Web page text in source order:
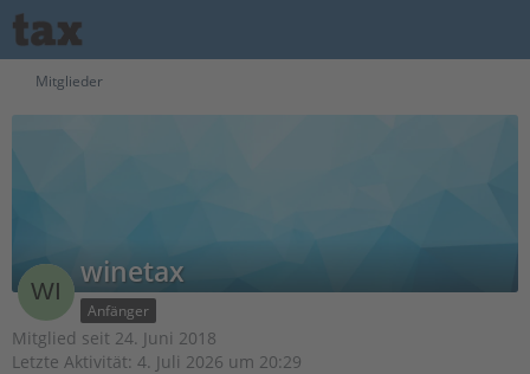
Mitglieder
winetax
Anfänger
Mitglied seit 24. Juni 2018
Letzte Aktivität: 4. Juli 2026 um 20:29